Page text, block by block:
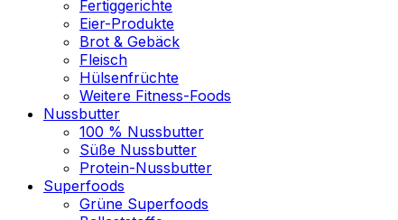
Fertiggerichte
Eier-Produkte
Brot & Gebäck
Fleisch
Hülsenfrüchte
Weitere Fitness-Foods
Nussbutter
100 % Nussbutter
Süße Nussbutter
Protein-Nussbutter
Superfoods
Grüne Superfoods